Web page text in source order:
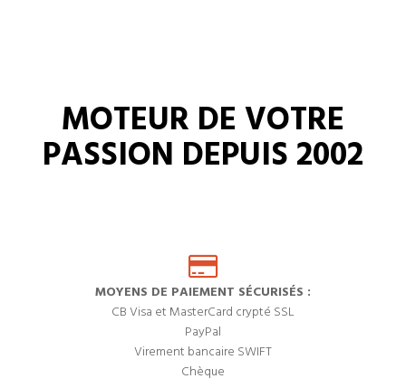
MOTEUR DE VOTRE
PASSION DEPUIS 2002
MOYENS DE PAIEMENT SÉCURISÉS :
CB Visa et MasterCard crypté SSL
PayPal
Virement bancaire SWIFT
Chèque